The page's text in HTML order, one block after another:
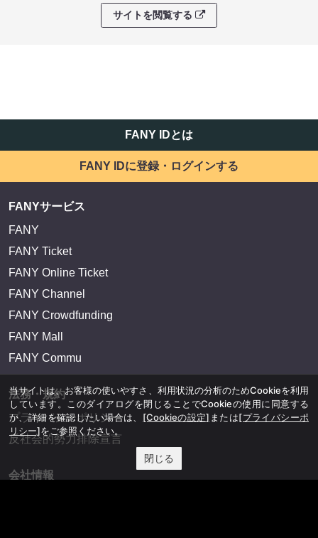
サイトを閲覧する
FANY IDとは
FANY IDに登録・ログインする
FANYサービス
FANY
FANY Ticket
FANY Online Ticket
FANY Channel
FANY Crowdfunding
FANY Mall
FANY Commu
法務・規約
プライバシーポリシー
反社会的勢力排除宣言
会社情報
当サイトは、お客様の使いやすさ、利用状況の分析のためCookieを利用
しています。このダイアログを閉じることでCookieの使用に同意する
か、詳細を確認したい場合は、 [Cookieの設定] または[プライバシーポ
リシー]をご参照ください。
閉じる